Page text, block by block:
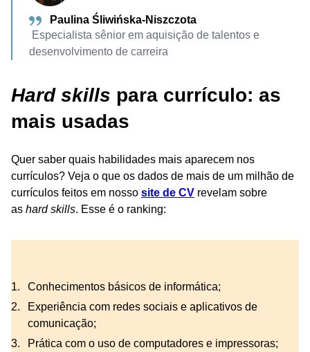
Paulina Śliwińska-Niszczota
Especialista sênior em aquisição de talentos e
desenvolvimento de carreira
Hard skills para currículo: as
mais usadas
Quer saber quais habilidades mais aparecem nos
currículos? Veja o que os dados de mais de um milhão de
currículos feitos em nosso site de CV revelam sobre
as hard skills. Esse é o ranking:
Conhecimentos básicos de informática;
Experiência com redes sociais e aplicativos de
comunicação;
Prática com o uso de computadores e impressoras;